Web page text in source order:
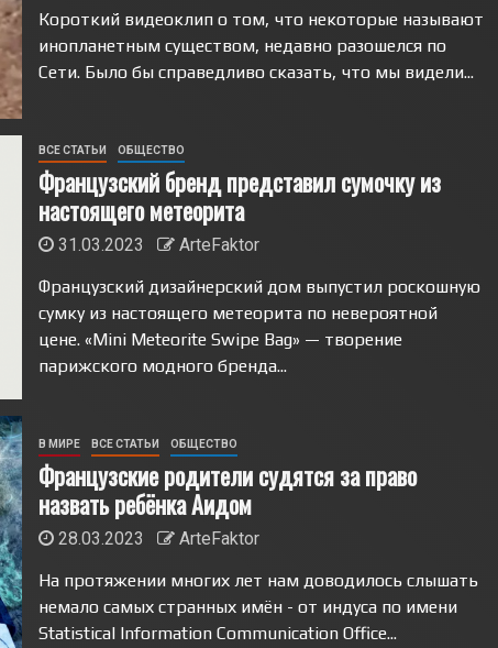
Короткий видеоклип о том, что некоторые называют
инопланетным существом, недавно разошелся по
Сети. Было бы справедливо сказать, что мы видели...
ВСЕ СТАТЬИ ОБЩЕСТВО
Французский бренд представил сумочку из
настоящего метеорита
31.03.2023
ArteFaktor
Французский дизайнерский дом выпустил роскошную
сумку из настоящего метеорита по невероятной
цене. «Mini Meteorite Swipe Bag» — творение
парижского модного бренда...
В МИРЕ ВСЕ СТАТЬИ ОБЩЕСТВО
Французские родители судятся за право
назвать ребёнка Аидом
28.03.2023
ArteFaktor
На протяжении многих лет нам доводилось слышать
немало самых странных имён - от индуса по имени
Statistical Information Communication Office...